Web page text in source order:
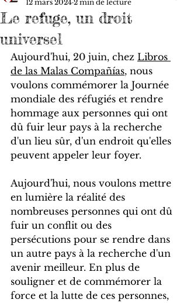
Le refuge, un droit
universel
12 mars 2024 2 min de lecture
Aujourd'hui, 20 juin, chez Libros
de las Malas Compañías, nous
voulons commémorer la Journée
mondiale des réfugiés et rendre
hommage aux personnes qui ont
dû fuir leur pays à la recherche
d'un lieu sûr, d'un endroit qu'elles
peuvent appeler leur foyer.
Aujourd'hui, nous voulons mettre
en lumière la réalité des
nombreuses personnes qui ont dû
fuir un conflit ou des
persécutions pour se rendre dans
un autre pays à la recherche d'un
avenir meilleur. En plus de
souligner et de commémorer la
force et la lutte de ces personnes,